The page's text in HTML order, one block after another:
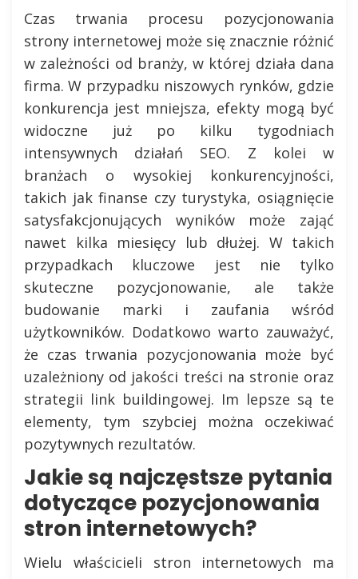
Czas trwania procesu pozycjonowania
strony internetowej może się znacznie różnić
w zależności od branży, w której działa dana
firma. W przypadku niszowych rynków, gdzie
konkurencja jest mniejsza, efekty mogą być
widoczne już po kilku tygodniach
intensywnych działań SEO. Z kolei w
branżach o wysokiej konkurencyjności,
takich jak finanse czy turystyka, osiągnięcie
satysfakcjonujących wyników może zająć
nawet kilka miesięcy lub dłużej. W takich
przypadkach kluczowe jest nie tylko
skuteczne pozycjonowanie, ale także
budowanie marki i zaufania wśród
użytkowników. Dodatkowo warto zauważyć,
że czas trwania pozycjonowania może być
uzależniony od jakości treści na stronie oraz
strategii link buildingowej. Im lepsze są te
elementy, tym szybciej można oczekiwać
pozytywnych rezultatów.
Jakie są najczęstsze pytania
dotyczące pozycjonowania
stron internetowych?
Wielu właścicieli stron internetowych ma